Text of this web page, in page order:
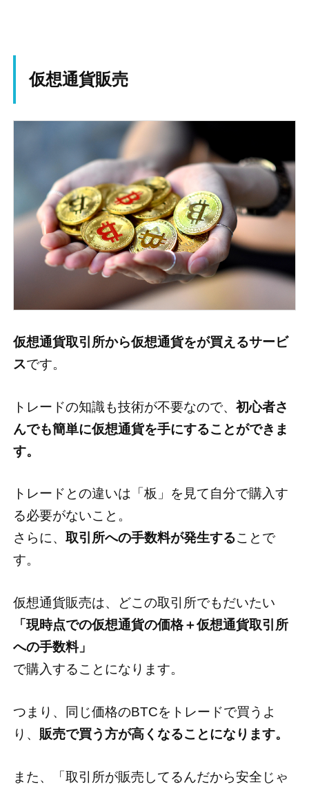
仮想通貨販売
仮想通貨取引所から仮想通貨をが買えるサービ
スです。
トレードの知識も技術が不要なので、 初心者さ
んでも簡単に仮想通貨を手にすることができま
す。
トレードとの違いは「板」を見て自分で購入す
る必要がないこと。
さらに、 取引所への手数料が発生することで
す。
仮想通貨販売は、どこの取引所でもだいたい
「現時点での仮想通貨の価格＋仮想通貨取引所
への手数料」
で購入することになります。
つまり、同じ価格のBTCをトレードで買うよ
り、 販売で買う方が高くなることになります。
また、「取引所が販売してるんだから安全じゃ